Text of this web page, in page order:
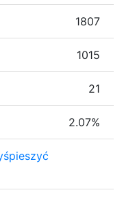
1807
1015
21
2.07%